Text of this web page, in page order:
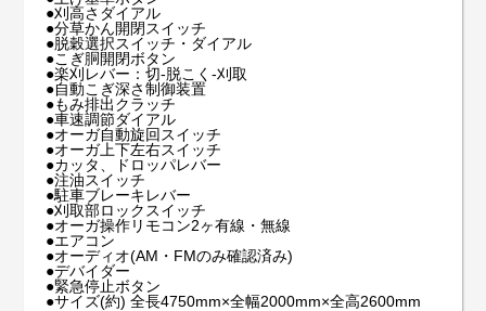
●刈高さダイアル
●分草かん開閉スイッチ
●脱穀選択スイッチ・ダイアル
●こぎ胴開閉ボタン
●楽刈レバー：切-脱こく-刈取
●自動こぎ深さ制御装置
●もみ排出クラッチ
●車速調節ダイアル
●オーガ自動旋回スイッチ
●オーガ上下左右スイッチ
●カッタ、ドロッパレバー
●注油スイッチ
●駐車ブレーキレバー
●刈取部ロックスイッチ
●オーガ操作リモコン2ヶ有線・無線
●エアコン
●オーディオ(AM・FMのみ確認済み)
●デバイダー
●緊急停止ボタン
●サイズ(約) 全長4750mm×全幅2000mm×全高2600mm